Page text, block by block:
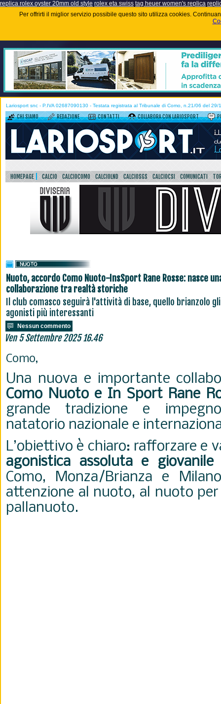
replica rolex oyster 20mm old style rolex eta swiss tag heuer women's replica
Per offrirti il miglior servizio possibile questo sito utilizza cookies.
Lariosport snc - P.IVA 02687090130 - Testata registrata al Tribunale di Como, n.21/06 del 29/
CHI SIAMO REDAZIONE CONTATTI COLLABORA CON LARIOSPORT
HOMEPAGE CALCIO CALCIOCOMO CALCIOLND CALCIOSGS CALCIOCSI COMUNICATI
Nuoto, accordo Como Nuoto-InsSport Rane Rosse: nasce
collaborazione tra realtà storiche
Il club comasco seguirà l'attività di base, quello brianzolo gli
agonisti più interessanti
Nessun commento
Ven 5 Settembre 2025 16.46
Como,
Una nuova e importante
Como Nuoto e In Sport Rane
grande tradizione e
natatorio nazionale e
L’obiettivo è chiaro: rafforzare e
agonistica assoluta e giovanile
Como, Monza/Brianza e
attenzione al nuoto, al nuoto
pallanuoto.